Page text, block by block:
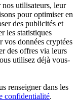
nos utilisateurs, leur
pour optimiser en
des publicités et
les statistiques
données cryptées
des offres via leurs
utilisez déjà vous-
renseigner dans les
confidentialité.